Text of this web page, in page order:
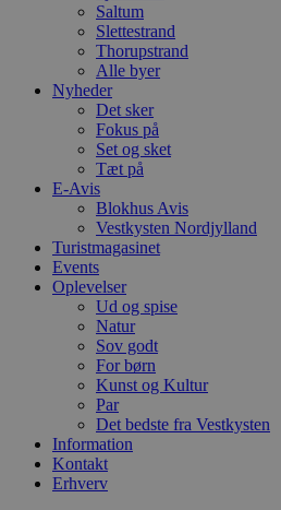
Saltum
Slettestrand
Thorupstrand
Alle byer
Nyheder
Det sker
Fokus på
Set og sket
Tæt på
E-Avis
Blokhus Avis
Vestkysten Nordjylland
Turistmagasinet
Events
Oplevelser
Ud og spise
Natur
Sov godt
For børn
Kunst og Kultur
Par
Det bedste fra Vestkysten
Information
Kontakt
Erhverv